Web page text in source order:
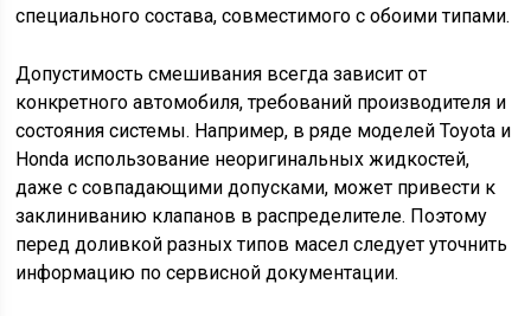
специального состава, совместимого с обоими типами.
Допустимость смешивания всегда зависит от
конкретного автомобиля, требований производителя и
состояния системы. Например, в ряде моделей Toyota и
Honda использование неоригинальных жидкостей,
даже с совпадающими допусками, может привести к
заклиниванию клапанов в распределителе. Поэтому
перед доливкой разных типов масел следует уточнить
информацию по сервисной документации.